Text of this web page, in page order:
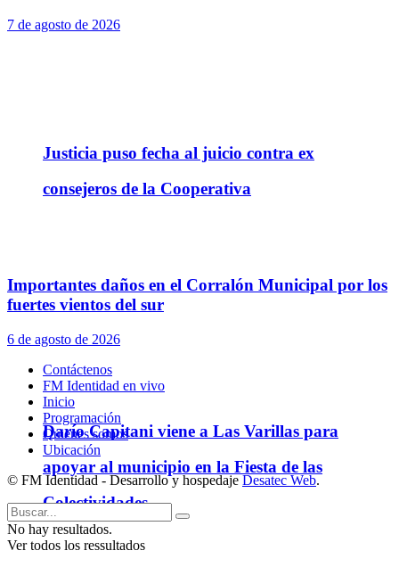
Justicia puso fecha al juicio contra ex
consejeros de la Cooperativa
Darío Capitani viene a Las Varillas para
apoyar al municipio en la Fiesta de las
Colectividades
7 de agosto de 2026
Importantes daños en el Corralón Municipal por los
fuertes vientos del sur
6 de agosto de 2026
Contáctenos
FM Identidad en vivo
Inicio
Programación
Quienes somos
Ubicación
© FM Identidad - Desarrollo y hospedaje Desatec Web.
No hay resultados.
Ver todos los ressultados